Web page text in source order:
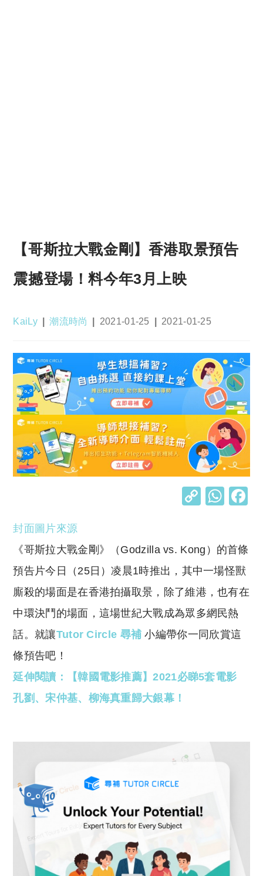
【哥斯拉大戰金剛】香港取景預告
震撼登場！料今年3月上映
Post
KaiLy
Post
潮流時尚
Post
2021-01-25
Post
2021-01-25
C
y
Li
n
k
W
s
A
p
p
封面圖片來源
《哥斯拉大戰金剛》（Godzilla vs. Kong）的首條
預告片今日（25日）凌晨1時推出，其中一場怪獸
廝殺的場面是在香港拍攝取景，除了維港，也有在
中環決鬥的場面，這場世紀大戰成為眾多網民熱
話。就讓Tutor Circle 尋補 小編帶你一同欣賞這
條預告吧！
延伸閱讀：【韓國電影推薦】2021必睇5套電影
孔劉、宋仲基、柳海真重歸大銀幕！